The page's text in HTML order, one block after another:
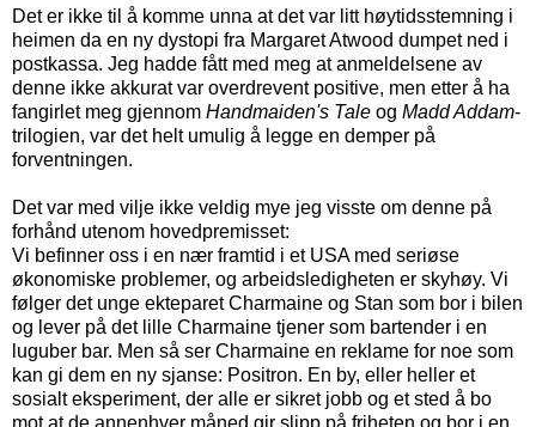
Det er ikke til å komme unna at det var litt høytidsstemning i
heimen da en ny dystopi fra Margaret Atwood dumpet ned i
postkassa. Jeg hadde fått med meg at anmeldelsene av
denne ikke akkurat var overdrevent positive, men etter å ha
fangirlet meg gjennom Handmaiden's Tale og Madd Addam-
trilogien, var det helt umulig å legge en demper på
forventningen.
Det var med vilje ikke veldig mye jeg visste om denne på
forhånd utenom hovedpremisset:
Vi befinner oss i en nær framtid i et USA med seriøse
økonomiske problemer, og arbeidsledigheten er skyhøy. Vi
følger det unge ekteparet Charmaine og Stan som bor i bilen
og lever på det lille Charmaine tjener som bartender i en
luguber bar. Men så ser Charmaine en reklame for noe som
kan gi dem en ny sjanse: Positron. En by, eller heller et
sosialt eksperiment, der alle er sikret jobb og et sted å bo
mot at de annenhver måned gir slipp på friheten og bor i en